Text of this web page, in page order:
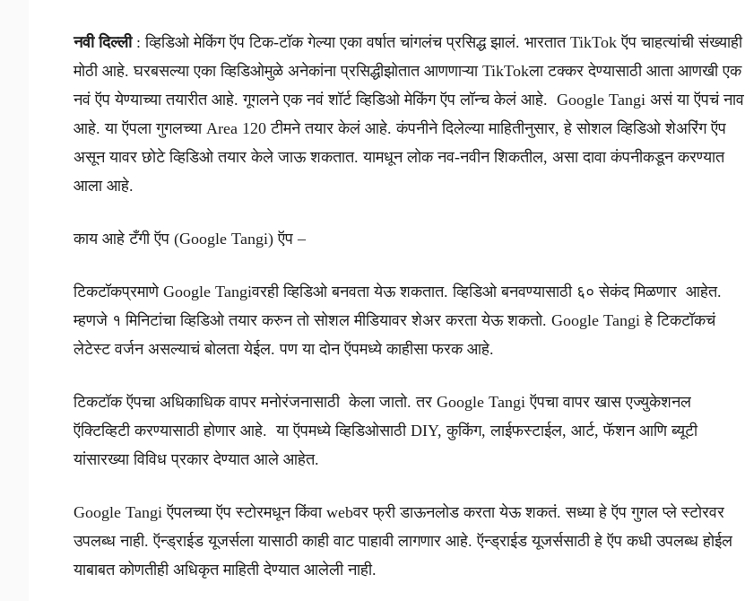
नवी दिल्ली: व्हिडिओ मेकिंग ऍप टिक-टॉक गेल्या एका वर्षात चांगलंच प्रसिद्ध झालं. भारतात TikTok ऍप चाहत्यांची संख्याही
मोठी आहे. घरबसल्या एका व्हिडिओमुळे अनेकांना प्रसिद्धीझोतात आणणाऱ्या TikTokला टक्कर देण्यासाठी आता आणखी एक
नवं ऍप येण्याच्या तयारीत आहे. गूगलने एक नवं शॉर्ट व्हिडिओ मेकिंग ऍप लॉन्च केलं आहे. Google Tangi असं या ऍपचं नाव
आहे. या ऍपला गुगलच्या Area 120 टीमने तयार केलं आहे. कंपनीने दिलेल्या माहितीनुसार, हे सोशल व्हिडिओ शेअरिंग ऍप
असून यावर छोटे व्हिडिओ तयार केले जाऊ शकतात. यामधून लोक नव-नवीन शिकतील, असा दावा कंपनीकडून करण्यात
आला आहे.
काय आहे टँगी ऍप (Google Tangi) ऍप –
टिकटॉकप्रमाणे Google Tangiवरही व्हिडिओ बनवता येऊ शकतात. व्हिडिओ बनवण्यासाठी ६० सेकंद मिळणार आहेत.
म्हणजे १ मिनिटांचा व्हिडिओ तयार करुन तो सोशल मीडियावर शेअर करता येऊ शकतो. Google Tangi हे टिकटॉकचं
लेटेस्ट वर्जन असल्याचं बोलता येईल. पण या दोन ऍपमध्ये काहीसा फरक आहे.
टिकटॉक ऍपचा अधिकाधिक वापर मनोरंजनासाठी केला जातो. तर Google Tangi ऍपचा वापर खास एज्युकेशनल
ऍक्टिव्हिटी करण्यासाठी होणार आहे. या ऍपमध्ये व्हिडिओसाठी DIY, कुकिंग, लाईफस्टाईल, आर्ट, फॅशन आणि ब्यूटी
यांसारख्या विविध प्रकार देण्यात आले आहेत.
Google Tangi ऍपलच्या ऍप स्टोरमधून किंवा webवर फ्री डाऊनलोड करता येऊ शकतं. सध्या हे ऍप गुगल प्ले स्टोरवर
उपलब्ध नाही. ऍन्ड्राईड यूजर्सला यासाठी काही वाट पाहावी लागणार आहे. ऍन्ड्राईड यूजर्ससाठी हे ऍप कधी उपलब्ध होईल
याबाबत कोणतीही अधिकृत माहिती देण्यात आलेली नाही.